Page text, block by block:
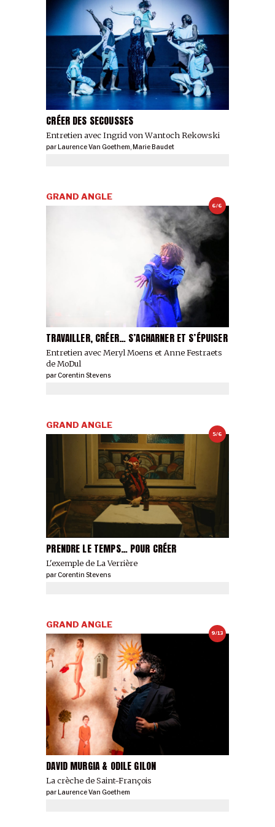
CRÉER DES SECOUSSES
Entretien avec Ingrid von Wantoch Rekowski
par Laurence Van Goethem, Marie Baudet
6/6
TRAVAILLER, CRÉER… S’ACHARNER ET S’ÉPUISER
Entretien avec Meryl Moens et Anne Festraets
de MoDul
GRAND ANGLE
parCorentin Stevens
5/6
PRENDRE LE TEMPS… POUR CRÉER
L'exemple de La Verrière
GRAND ANGLE
parCorentin Stevens
9/13
DAVID MURGIA & ODILE GILON
La crèche de Saint-François
GRAND ANGLE
parLaurence Van Goethem